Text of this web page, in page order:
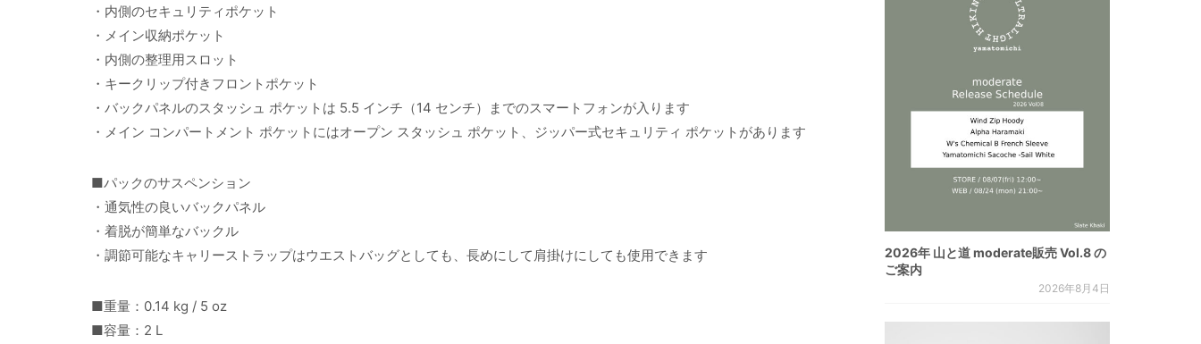
・内側のセキュリティポケット
・メイン収納ポケット
・内側の整理用スロット
・キークリップ付きフロントポケット
・バックパネルのスタッシュ ポケットは 5.5 インチ（14 センチ）までのスマートフォンが入ります
・メイン コンパートメント ポケットにはオープン スタッシュ ポケット、ジッパー式セキュリティ ポケットがあります
■パックのサスペンション
・通気性の良いバックパネル
・着脱が簡単なバックル
・調節可能なキャリーストラップはウエストバッグとしても、長めにして肩掛けにしても使用できます
■重量：0.14 kg / 5 oz
■容量：2 L
2026年 山と道 moderate販売 Vol.8 の
ご案内
2026年8月4日